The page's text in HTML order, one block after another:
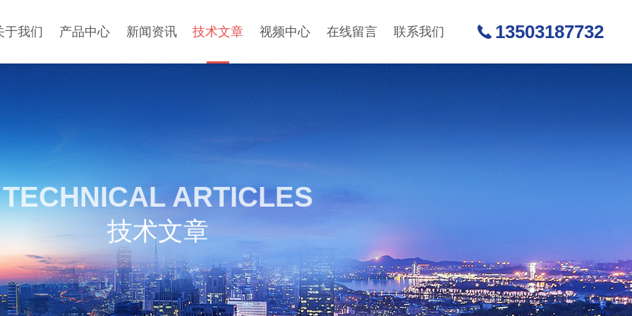
于我们 产品中心 新闻资讯 技术文章 视频中心 在线留言 联系我们 13503187732
TECHNICAL ARTICLES
技术文章